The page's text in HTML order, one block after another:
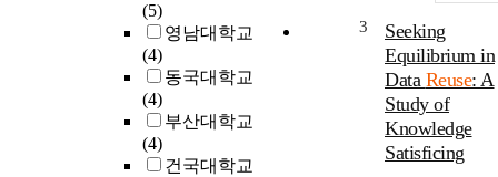
(5)
영남대학교
(4)
동국대학교
(4)
부산대학교
(4)
건국대학교
3
Seeking
Equilibrium in
Data Reuse: A
Study of
Knowledge
Satisficing